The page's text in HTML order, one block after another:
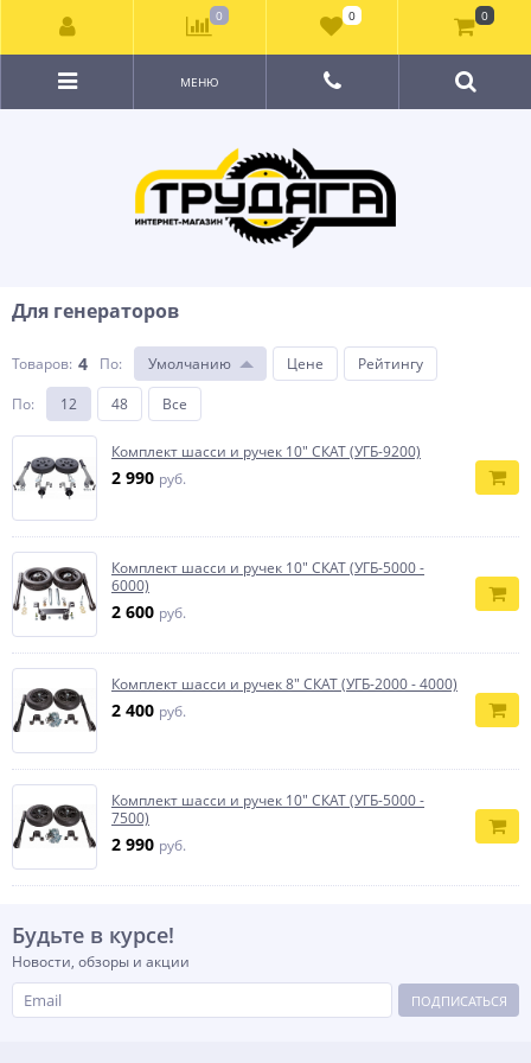
МЕНЮ
Для генераторов
Товаров: 4 По: Умолчанию Цене
Рейтингу
По: 12 48 Все
Комплект шасси и ручек 10" СКАТ (УГБ-9200)
2 990 руб.
Комплект шасси и ручек 10" СКАТ (УГБ-5000 -
6000)
2 600 руб.
Комплект шасси и ручек 8" СКАТ (УГБ-2000 - 4000)
2 400 руб.
Комплект шасси и ручек 10" СКАТ (УГБ-5000 -
7500)
2 990 руб.
Будьте в курсе!
Новости, обзоры и акции
ПОДПИСАТЬСЯ
0 0 0